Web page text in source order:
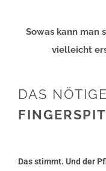
Sowas kann man
vielleicht
DAS NÖTIGE
Das stimmt. Und der